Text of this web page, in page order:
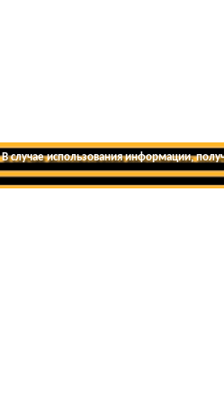
В случае использования информации,